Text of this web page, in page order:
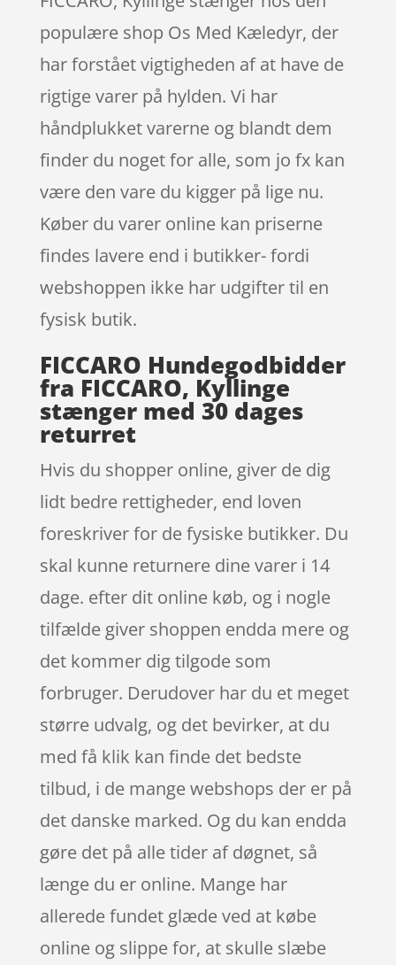
populære shop Os Med Kæledyr, der
har forstået vigtigheden af at have de
rigtige varer på hylden. Vi har
håndplukket varerne og blandt dem
finder du noget for alle, som jo fx kan
være den vare du kigger på lige nu.
Køber du varer online kan priserne
findes lavere end i butikker- fordi
webshoppen ikke har udgifter til en
fysisk butik.
FICCARO Hundegodbidder
fra FICCARO, Kyllinge
stænger med 30 dages
returret
Hvis du shopper online, giver de dig
lidt bedre rettigheder, end loven
foreskriver for de fysiske butikker. Du
skal kunne returnere dine varer i 14
dage. efter dit online køb, og i nogle
tilfælde giver shoppen endda mere og
det kommer dig tilgode som
forbruger. Derudover har du et meget
større udvalg, og det bevirker, at du
med få klik kan finde det bedste
tilbud, i de mange webshops der er på
det danske marked. Og du kan endda
gøre det på alle tider af døgnet, så
længe du er online. Mange har
allerede fundet glæde ved at købe
online og slippe for, at skulle slæbe